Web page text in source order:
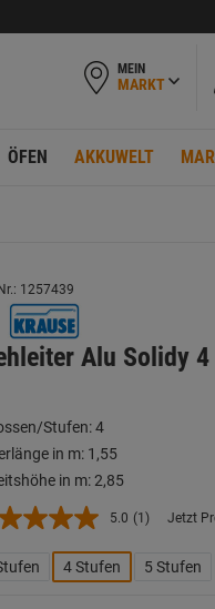
MEIN
MARKT
ÖFEN AKKUWELT
1257439
Alu Solidy 4
Stufen: 4
in m: 1,55
in m: 2,85
5.0
Link
auf
(1) Jetzt
4 Stufen 5 Stufen